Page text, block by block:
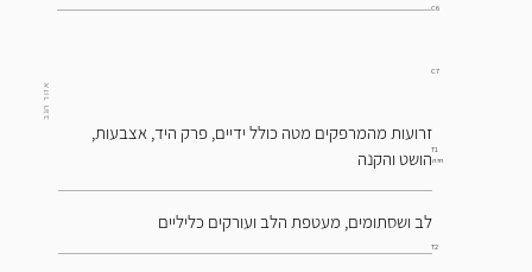
אזור הגב
זרועות מהמרפקים מטה כולל ידיים, פרק היד, אצבעות,
הושט והקנה
​ לב ושסתומים, מעטפת הלב ועורקים כליליים
C6
C7
T1
חזה
T2